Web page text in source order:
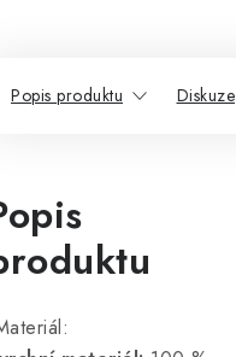
Popis produktu Diskuze